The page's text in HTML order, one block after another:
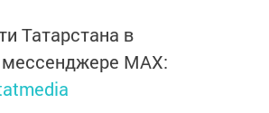
Татарстана в
MАХ: